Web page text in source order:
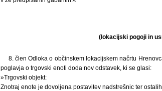
(lokacijski pogoji in
8. člen Odloka o občinskem lokacijskem načrtu
poglavja o trgovski enoti doda nov odstavek, ki se glasi:
»Trgovski objekt:
Znotraj enote je dovoljena postavitev nadstrešnic ter